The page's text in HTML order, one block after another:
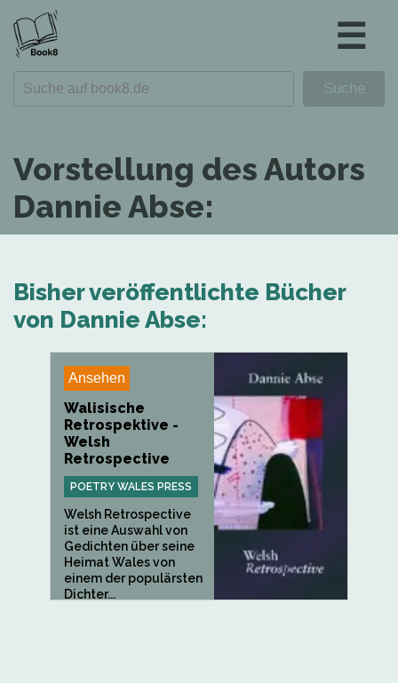
☰
Vorstellung des Autors
Dannie Abse:
Bisher veröffentlichte Bücher
von Dannie Abse:
Ansehen
Walisische
Retrospektive -
Welsh
Retrospective
POETRY WALES PRESS
Welsh Retrospective
ist eine Auswahl von
Gedichten über seine
Heimat Wales von
einem der populärsten
Dichter...